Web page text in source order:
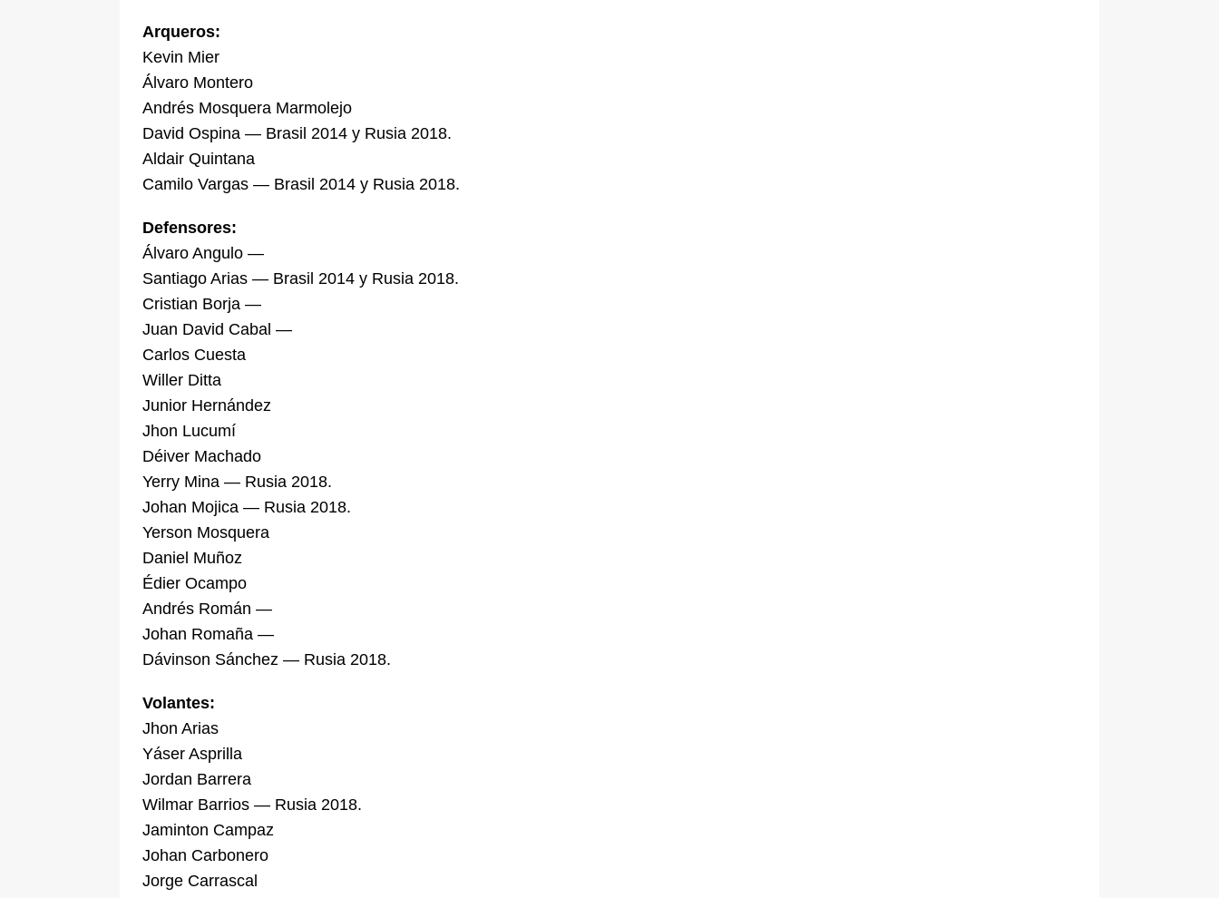
Arqueros:
Kevin Mier
Álvaro Montero
Andrés Mosquera Marmolejo
David Ospina — Brasil 2014 y Rusia 2018.
Aldair Quintana
Camilo Vargas — Brasil 2014 y Rusia 2018.
Defensores:
Álvaro Angulo —
Santiago Arias — Brasil 2014 y Rusia 2018.
Cristian Borja —
Juan David Cabal —
Carlos Cuesta
Willer Ditta
Junior Hernández
Jhon Lucumí
Déiver Machado
Yerry Mina — Rusia 2018.
Johan Mojica — Rusia 2018.
Yerson Mosquera
Daniel Muñoz
Édier Ocampo
Andrés Román —
Johan Romaña —
Dávinson Sánchez — Rusia 2018.
Volantes:
Jhon Arias
Yáser Asprilla
Jordan Barrera
Wilmar Barrios — Rusia 2018.
Jaminton Campaz
Johan Carbonero
Jorge Carrascal